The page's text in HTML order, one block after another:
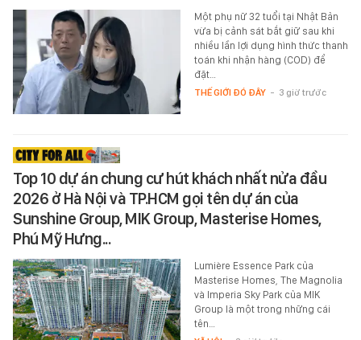
Một phụ nữ 32 tuổi tại Nhật Bản
vừa bị cảnh sát bắt giữ sau khi
nhiều lần lợi dụng hình thức thanh
toán khi nhận hàng (COD) để
đặt…
THẾ GIỚI ĐÓ ĐÂY - 3 giờ trước
Top 10 dự án chung cư hút khách nhất nửa đầu
2026 ở Hà Nội và TP.HCM gọi tên dự án của
Sunshine Group, MIK Group, Masterise Homes,
Phú Mỹ Hưng...
Lumière Essence Park của
Masterise Homes, The Magnolia
và Imperia Sky Park của MIK
Group là một trong những cái
tên…